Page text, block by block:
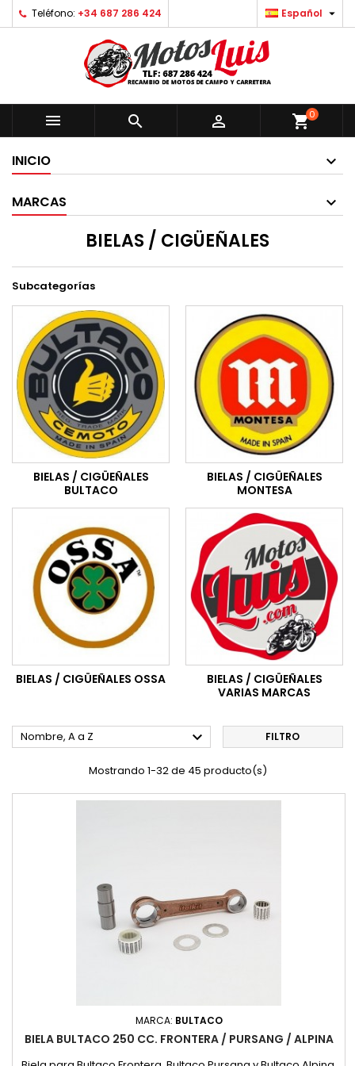
Teléfono: +34 687 286 424 Español 
   shopping_cart0
INICIO
MARCAS
BIELAS / CIGÜEÑALES
Subcategorías
BIELAS / CIGÜEÑALES
BULTACO
BIELAS / CIGÜEÑALES
MONTESA
BIELAS / CIGÜEÑALES OSSA
BIELAS / CIGÜEÑALES
VARIAS MARCAS
Nombre, A a Z  FILTRO
Mostrando 1-32 de 45 producto(s)
MARCA: BULTACO
BIELA BULTACO 250 CC. FRONTERA / PURSANG / ALPINA